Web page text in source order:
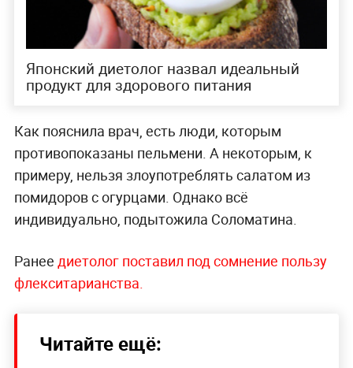
Японский диетолог назвал идеальный
продукт для здорового питания
Как пояснила врач, есть люди, которым
противопоказаны пельмени. А некоторым, к
примеру, нельзя злоупотреблять салатом из
помидоров с огурцами. Однако всё
индивидуально, подытожила Соломатина.
Ранее диетолог поставил под сомнение пользу
флекситарианства.
Читайте ещё: